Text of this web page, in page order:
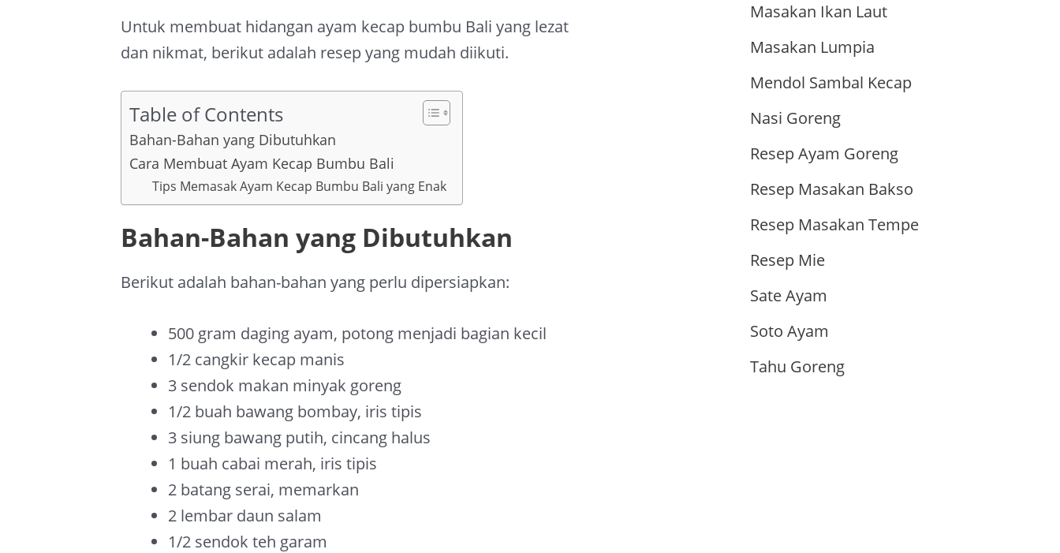
Untuk membuat hidangan ayam kecap bumbu Bali yang lezat
dan nikmat, berikut adalah resep yang mudah diikuti.
Table of Contents
Bahan-Bahan yang Dibutuhkan
Cara Membuat Ayam Kecap Bumbu Bali
Tips Memasak Ayam Kecap Bumbu Bali yang Enak
Bahan-Bahan yang Dibutuhkan
Berikut adalah bahan-bahan yang perlu dipersiapkan:
500 gram daging ayam, potong menjadi bagian kecil
1/2 cangkir kecap manis
3 sendok makan minyak goreng
1/2 buah bawang bombay, iris tipis
3 siung bawang putih, cincang halus
1 buah cabai merah, iris tipis
2 batang serai, memarkan
2 lembar daun salam
1/2 sendok teh garam
Masakan Ikan Laut
Masakan Lumpia
Mendol Sambal Kecap
Nasi Goreng
Resep Ayam Goreng
Resep Masakan Bakso
Resep Masakan Tempe
Resep Mie
Sate Ayam
Soto Ayam
Tahu Goreng